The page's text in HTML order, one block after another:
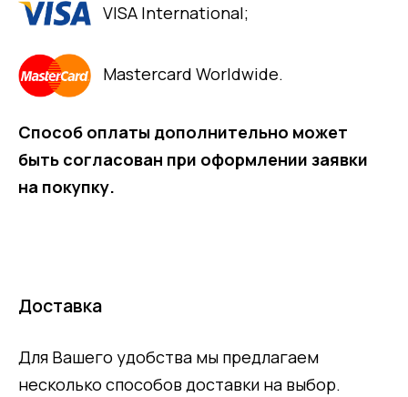
VISA International;
Mastercard Worldwide.
Способ оплаты дополнительно может
быть согласован при оформлении заявки
на покупку.
Доставка
Для Вашего удобства мы предлагаем
несколько способов доставки на выбор.